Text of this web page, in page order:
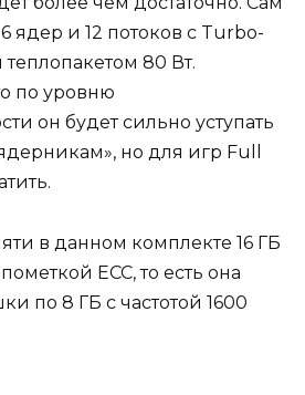
ядер и 12 потоков с Turbo-
теплопакетом 80 Вт.
по уровню
он будет сильно уступать
но для игр Full
в данном комплекте 16 ГБ
ECC, то есть она
по 8 ГБ с частотой 1600